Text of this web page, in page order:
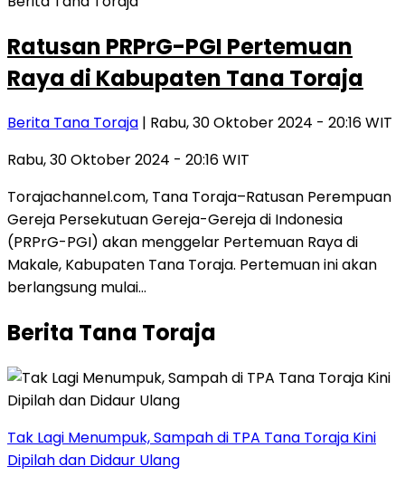
Ratusan PRPrG-PGI Pertemuan
Raya di Kabupaten Tana Toraja
Berita Tana Toraja | Rabu, 30 Oktober 2024 - 20:16 WIT
Rabu, 30 Oktober 2024 - 20:16 WIT
Torajachannel.com, Tana Toraja–Ratusan Perempuan
Gereja Persekutuan Gereja-Gereja di Indonesia
(PRPrG-PGI) akan menggelar Pertemuan Raya di
Makale, Kabupaten Tana Toraja. Pertemuan ini akan
berlangsung mulai…
Berita Tana Toraja
Tak Lagi Menumpuk, Sampah di TPA Tana Toraja Kini
Dipilah dan Didaur Ulang